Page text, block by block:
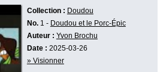
Collection : Doudou
No.1 - Doudou et le Porc-Épic
Auteur : Yvon Brochu
Date : 2025-03-26
» Visionner